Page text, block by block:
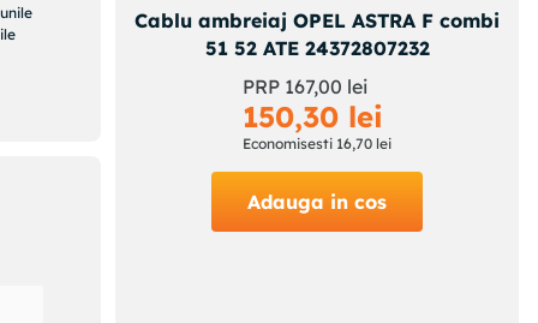
Cablu ambreiaj OPEL ASTRA F combi
51 52 ATE 24372807232
PRP 167,00 lei
150,30 lei
Economisesti 16,70 lei
Adauga in cos